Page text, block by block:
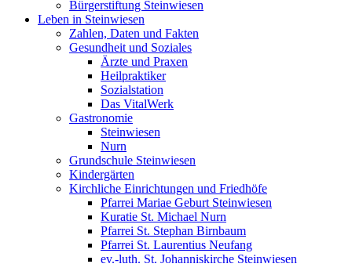
Bürgerstiftung Steinwiesen
Leben in Steinwiesen
Zahlen, Daten und Fakten
Gesundheit und Soziales
Ärzte und Praxen
Heilpraktiker
Sozialstation
Das VitalWerk
Gastronomie
Steinwiesen
Nurn
Grundschule Steinwiesen
Kindergärten
Kirchliche Einrichtungen und Friedhöfe
Pfarrei Mariae Geburt Steinwiesen
Kuratie St. Michael Nurn
Pfarrei St. Stephan Birnbaum
Pfarrei St. Laurentius Neufang
ev.-luth. St. Johanniskirche Steinwiesen